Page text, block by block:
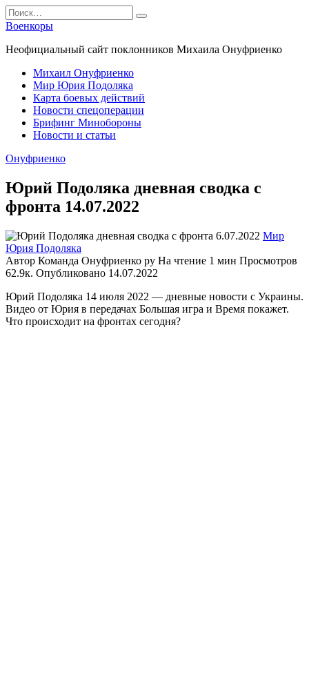
Перейти
к
содержанию
Search
for:
Военкоры
Неофициальный сайт поклонников Михаила Онуфриенко
Михаил Онуфриенко
Мир Юрия Подоляка
Карта боевых действий
Новости спецоперации
Брифинг Минобороны
Новости и статьи
Онуфриенко
Юрий Подоляка дневная сводка с
фронта 14.07.2022
Мир
Юрия Подоляка
Автор Команда Онуфриенко ру На чтение 1 мин Просмотров
62.9к. Опубликовано 14.07.2022
Юрий Подоляка 14 июля 2022 — дневные новости с Украины.
Видео от Юрия в передачах Большая игра и Время покажет.
Что происходит на фронтах сегодня?